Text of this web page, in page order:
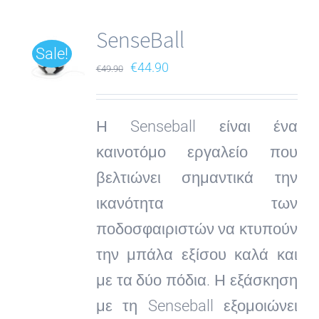
Sale! SenseBall
€49.90
Original
price
was:
€49.90.
€44.90Current
price
is:
Η Senseball είναι ένα
καινοτόμο εργαλείο που
βελτιώνει σημαντικά την
ικανότητα των
ποδοσφαιριστών να κτυπούν
την μπάλα εξίσου καλά και
με τα δύο πόδια. Η εξάσκηση
με τη Senseball εξομοιώνει